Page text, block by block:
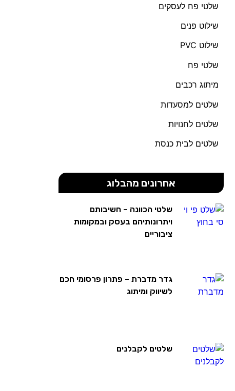
שלטי פח לעסקים
שילוט פנים
שילוט PVC
שלטי פח
מיתוג רכבים
שלטים למסעדות
שלטים לחנויות
שלטים לבית כנסת
אחרונים מהבלוג
שלטי הכוונה – חשיבותם
ויתרונותיהם בעסק ובמקומות
ציבוריים
גדר מדברת – פתרון פרסומי חכם
לשיווק ומיתוג
שלטים לקבלנים